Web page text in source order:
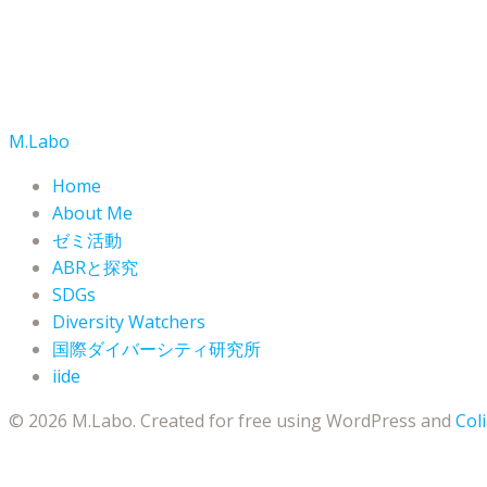
M.Labo
Home
About Me
ゼミ活動
ABRと探究
SDGs
Diversity Watchers
国際ダイバーシティ研究所
iide
© 2026 M.Labo. Created for free using WordPress and